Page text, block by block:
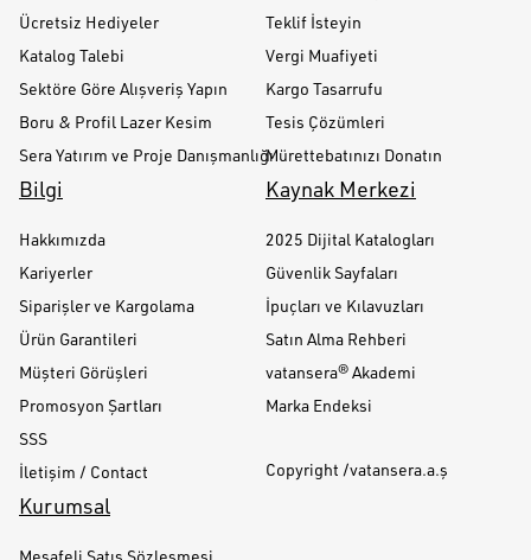
Ücretsiz Hediyeler
Katalog Talebi
Sektöre Göre Alışveriş Yapın
Boru & Profil Lazer Kesim
Sera Yatırım ve Proje Danışmanlığı
Teklif İsteyin
Vergi Muafiyeti
Kargo Tasarrufu
Tesis Çözümleri
Mürettebatınızı Donatın
Bilgi
Hakkımızda
Kariyerler
Siparişler ve Kargolama
Ürün Garantileri
Müşteri Görüşleri
Promosyon Şartları
SSS
İletişim / Contact
Kaynak Merkezi
2025 Dijital Katalogları
Güvenlik Sayfaları
İpuçları ve Kılavuzları
Satın Alma Rehberi
vatansera® Akademi
Marka Endeksi
Copyright /vatansera.a.ş
Kurumsal
Mesafeli Satış Sözleşmesi